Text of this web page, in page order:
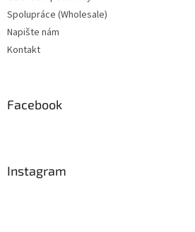
Spolupráce (Wholesale)
Napište nám
Kontakt
Facebook
Instagram